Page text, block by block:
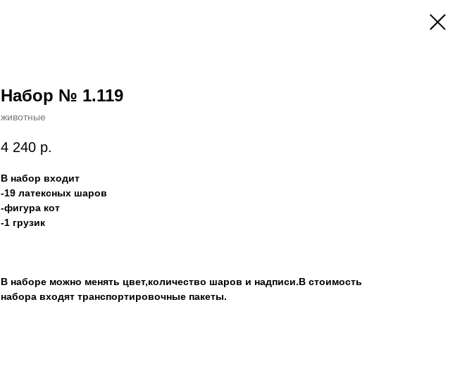
Набор № 1.119
животные
4 240 р.
В набор входит
-19 латексных шаров
-фигура кот
-1 грузик
В наборе можно менять цвет,количество шаров и надписи.В стоимость
набора входят транспортировочные пакеты.